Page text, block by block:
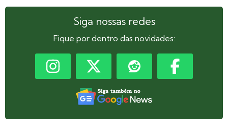
Siga nossas redes
Fique por dentro das novidades: